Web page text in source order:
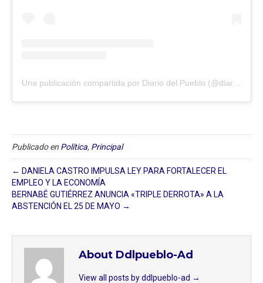
Publicado en Política, Principal
← DANIELA CASTRO IMPULSA LEY PARA FORTALECER EL
EMPLEO Y LA ECONOMÍA
BERNABÉ GUTIÉRREZ ANUNCIA «TRIPLE DERROTA» A LA
ABSTENCIÓN EL 25 DE MAYO →
About Ddlpueblo-Ad
View all posts by ddlpueblo-ad →